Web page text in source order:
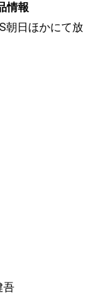
情報
朝日ほかにて放
吾